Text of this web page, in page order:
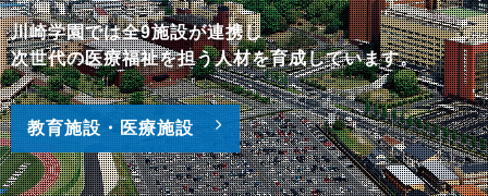
「かわさき夏の子ども体験教室2026－ライフサイエン
スのふしぎ－」開催のご連絡(8/18、8/19)[ニュースリ
リース]
2026/07/27 セミナー・講座
川崎医療福祉大学 2026年度 医療福祉学科ソーシャル
ワークコース 公開セミナー「もしバナゲームを知って
川崎学園では全9施設が連携し
次世代の医療福祉を担う人材を育成しています。
教育施設・医療施設